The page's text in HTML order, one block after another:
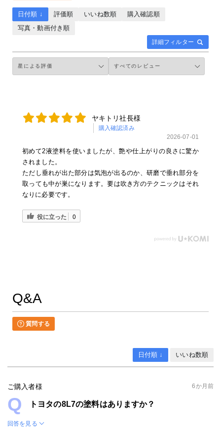
4R0 ベージュM
4R1 オレンジM
4R2 ベージュパールクリスタルシャイン 原液カラーベース 原液パー
4R4 ベージュM
4R7 ダイダイ 原液カラーベース 原液パールベース セット（3コート
4R8 オレンジM
4S4 ベージュ
4S9 オレンジマイカメタリック
4T7 ディープゴールドパールクリスタルシャイン 原液カラーベース
4T8 ベージュM
4T9 カッパーマイカM
4U0 ベージュ
4U1 ゴールドパールクリスタルシャイン 原液カラーベース 原液パー
4U3 ダークブラウンマイカメタリック
4U5 ダークブラウンメタリック
4X3 オレンジパールクリスタルシャイン 原液カラーベース 原液パー
4X4 ビンテージブラウンパールクリスタルシャイン
4X7 グラファイトメタリック
4Y7 プレシャスレオブロンド
4Y8 オレンジマイカメタリック
581 ゴールドM
583 シャンパンM
584 イエローマイカM
586 シャンパンM
詳細フィルター
日付順 ↓ 評価順 いいね数順
購入確認順
写真・動画付き順
ヤキトリ社長様
購入確認済み
2026-07-01
初めて2液塗料を使いましたが、艶や仕上がりの良さに驚か
されました。
ただし垂れが出た部分は気泡が出るのか、研磨で垂れ部分を
取っても中が巣になります。要は吹き方のテクニックはそれ
なりに必要です。
役に立った 0
Q&A
質問する
日付順 ↓ いいね数順
ご購入者様 6か月前
トヨタの8L7の塗料はありますか？
回答を見る